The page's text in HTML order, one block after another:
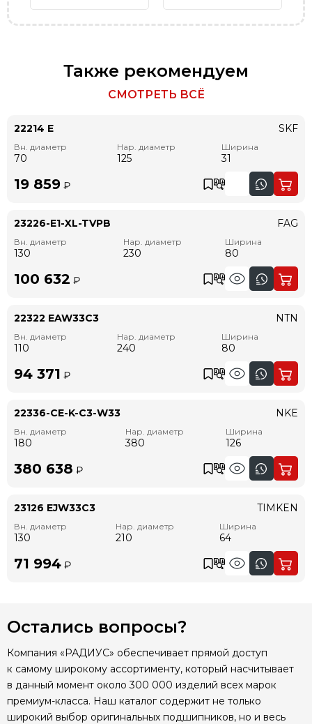
Также рекомендуем
СМОТРЕТЬ ВСЁ
22214 E
Вн. диаметр
70
Нар. диаметр
125
Ширина
31
SKF
19 859 ₽
23226-E1-XL-TVPB
Вн. диаметр
130
Нар. диаметр
230
Ширина
80
FAG
100 632 ₽
22322 EAW33C3
Вн. диаметр
110
Нар. диаметр
240
Ширина
80
NTN
94 371 ₽
22336-CE-K-C3-W33
Вн. диаметр
180
Нар. диаметр
380
Ширина
126
NKE
380 638 ₽
23126 EJW33C3
Вн. диаметр
130
Нар. диаметр
210
Ширина
64
TIMKEN
71 994 ₽
Остались вопросы?
Компания «РАДИУС» обеспечивает прямой доступ
к самому широкому ассортименту, который насчитывает
в данный момент около 300 000 изделий всех марок
премиум-класса. Наш каталог содержит не только
широкий выбор оригинальных подшипников, но и весь